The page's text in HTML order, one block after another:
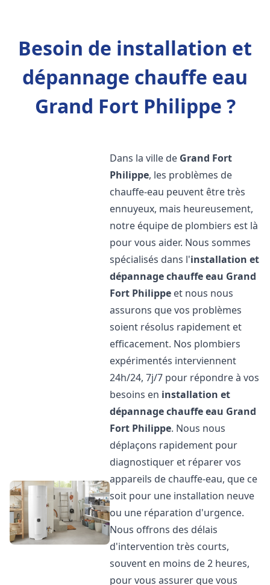
Besoin de installation et
dépannage chauffe eau
Grand Fort Philippe ?
Dans la ville de Grand Fort
Philippe, les problèmes de
chauffe-eau peuvent être très
ennuyeux, mais heureusement,
notre équipe de plombiers est là
pour vous aider. Nous sommes
spécialisés dans l'installation et
dépannage chauffe eau Grand
Fort Philippe et nous nous
assurons que vos problèmes
soient résolus rapidement et
efficacement. Nos plombiers
expérimentés interviennent
24h/24, 7j/7 pour répondre à vos
besoins en installation et
dépannage chauffe eau Grand
Fort Philippe. Nous nous
déplaçons rapidement pour
diagnostiquer et réparer vos
appareils de chauffe-eau, que ce
soit pour une installation neuve
ou une réparation d'urgence.
Nous offrons des délais
d'intervention très courts,
souvent en moins de 2 heures,
pour vous assurer que vous